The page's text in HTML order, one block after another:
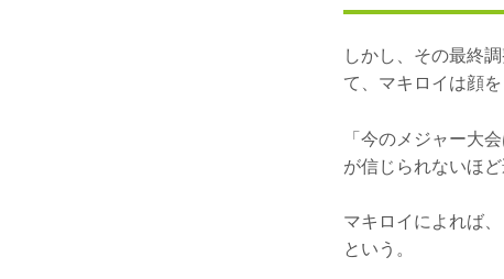
しかし、その最終
て、マキロイは顔
「今のメジャー大
が信じられないほど
マキロイによれば
という。